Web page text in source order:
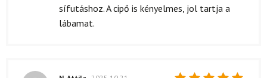
sífutáshoz. A cipő is kényelmes, jol tartja a
lábamat.